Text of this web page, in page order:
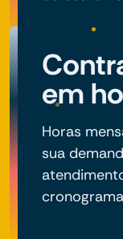
em
Horas
sua